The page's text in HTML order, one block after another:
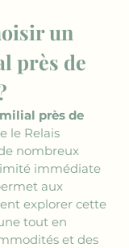
un
près de
près de
le Relais
nombreux
immédiate
aux
explorer cette
tout en
et des